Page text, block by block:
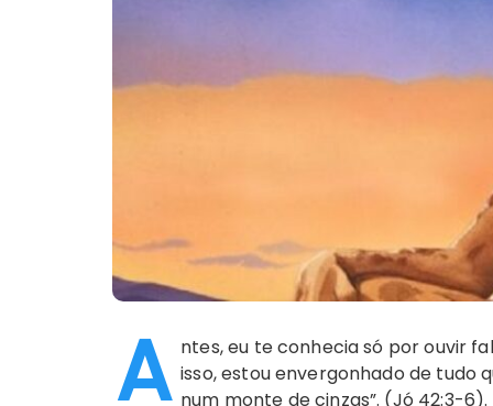
A ntes, eu te conhecia só por ouvir
isso, estou envergonhado de tudo
num monte de cinzas”. (Jó 42:3-6).